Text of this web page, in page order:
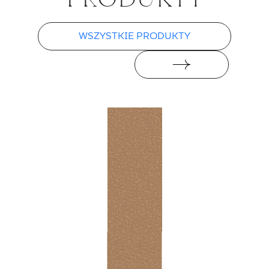
WSZYSTKIE PRODUKTY